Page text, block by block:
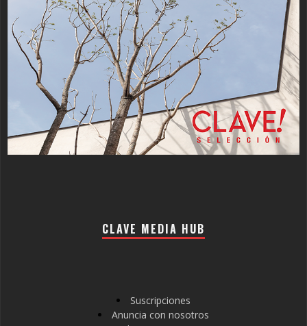
CLAVE MEDIA HUB
Suscripciones
Anuncia con nosotros